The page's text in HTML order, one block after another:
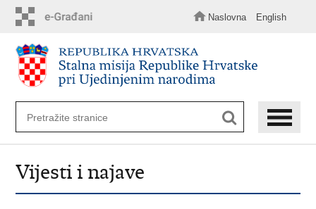
sadržaj
Naslovna English
Vijesti i najave